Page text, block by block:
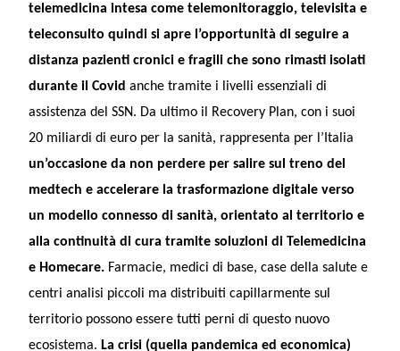
telemedicina intesa come telemonitoraggio, televisita e
teleconsulto quindi si apre l’opportunità di seguire a
distanza pazienti cronici e fragili che sono rimasti isolati
durante il Covid anche tramite i livelli essenziali di
assistenza del SSN. Da ultimo il Recovery Plan, con i suoi
20 miliardi di euro per la sanità, rappresenta per l’Italia
un’occasione da non perdere per salire sul treno del
medtech e accelerare la trasformazione digitale verso
un modello connesso di sanità, orientato al territorio e
alla continuità di cura tramite soluzioni di Telemedicina
e Homecare. Farmacie, medici di base, case della salute e
centri analisi piccoli ma distribuiti capillarmente sul
territorio possono essere tutti perni di questo nuovo
ecosistema. La crisi (quella pandemica ed economica)